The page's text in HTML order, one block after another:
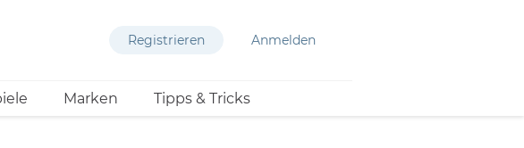
Registrieren Anmelden
Marken Tipps & Tricks